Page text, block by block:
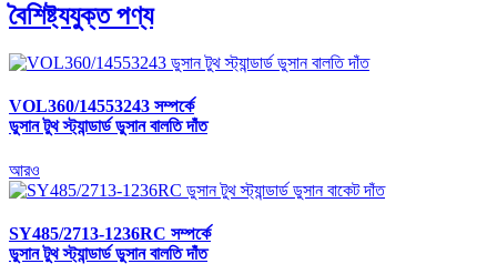
বৈশিষ্ট্যযুক্ত পণ্য
VOL360/14553243 সম্পর্কে
ডুসান টুথ স্ট্যান্ডার্ড ডুসান বালতি দাঁত
আরও
SY485/2713-1236RC সম্পর্কে
ডুসান টুথ স্ট্যান্ডার্ড ডুসান বালতি দাঁত